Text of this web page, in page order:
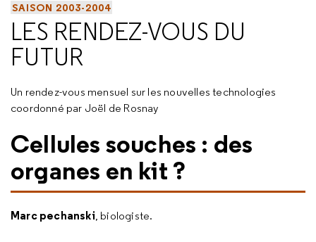
SAISON 2003-2004
LES RENDEZ-VOUS DU
FUTUR
Un rendez-vous mensuel sur les nouvelles technologies
coordonné par Joël de Rosnay
Cellules souches : des
organes en kit ?
Marc pechanski, biologiste.